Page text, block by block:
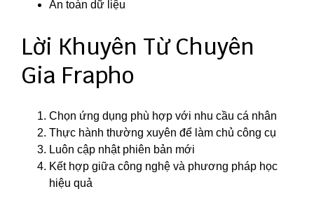
An toàn dữ liệu
Lời Khuyên Từ Chuyên
Gia Frapho
Chọn ứng dụng phù hợp với nhu cầu cá nhân
Thực hành thường xuyên để làm chủ công cụ
Luôn cập nhật phiên bản mới
Kết hợp giữa công nghệ và phương pháp học
hiệu quả